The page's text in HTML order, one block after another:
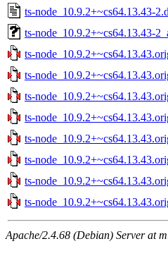
ts-node_10.9.2+~cs64.13.43-
ts-node_10.9.2+~cs64.13.43-
ts-
ts-
ts-
ts-
ts-
ts-
ts-
ts-
Apache/2.4.68 (Debian) Server at